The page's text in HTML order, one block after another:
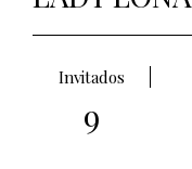
Invitados
9